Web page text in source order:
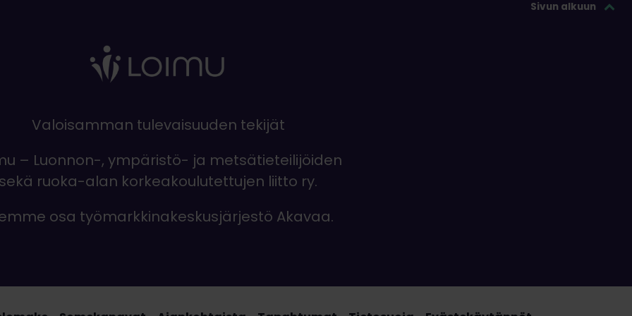
Sivun alkuun
Valoisamman tulevaisuuden tekijät
– Luonnon-, ympäristö- ja metsätieteilijöiden
sekä ruoka-alan korkeakoulutettujen liitto ry.
osa työmarkkinakeskusjärjestö Akavaa.